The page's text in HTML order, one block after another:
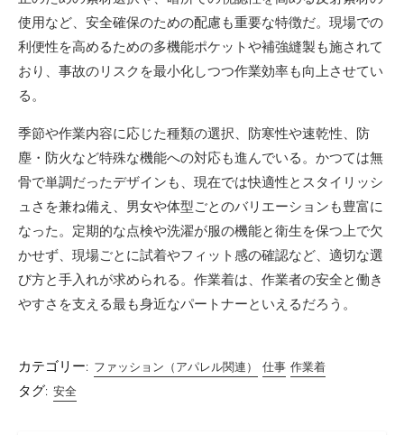
使用など、安全確保のための配慮も重要な特徴だ。現場での
利便性を高めるための多機能ポケットや補強縫製も施されて
おり、事故のリスクを最小化しつつ作業効率も向上させてい
る。
季節や作業内容に応じた種類の選択、防寒性や速乾性、防
塵・防火など特殊な機能への対応も進んでいる。かつては無
骨で単調だったデザインも、現在では快適性とスタイリッシ
ュさを兼ね備え、男女や体型ごとのバリエーションも豊富に
なった。定期的な点検や洗濯が服の機能と衛生を保つ上で欠
かせず、現場ごとに試着やフィット感の確認など、適切な選
び方と手入れが求められる。作業着は、作業者の安全と働き
やすさを支える最も身近なパートナーといえるだろう。
カテゴリー: ファッション（アパレル関連） 仕事 作業着
タグ: 安全